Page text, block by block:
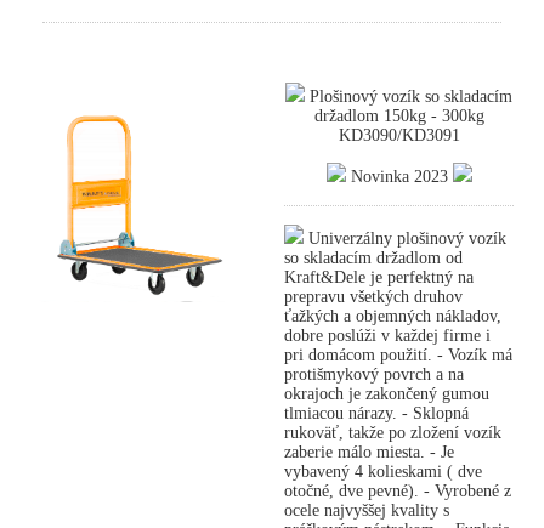
Plošinový vozík so skladacím
držadlom 150kg - 300kg
KD3090/KD3091
Novinka 2023
Univerzálny plošinový vozík
so skladacím držadlom od
Kraft&Dele je perfektný na
prepravu všetkých druhov
ťažkých a objemných nákladov,
dobre poslúži v každej firme i
pri domácom použití. - Vozík má
protišmykový povrch a na
okrajoch je zakončený gumou
tlmiacou nárazy. - Sklopná
rukoväť, takže po zložení vozík
zaberie málo miesta. - Je
vybavený 4 kolieskami ( dve
otočné, dve pevné). - Vyrobené z
ocele najvyššej kvality s